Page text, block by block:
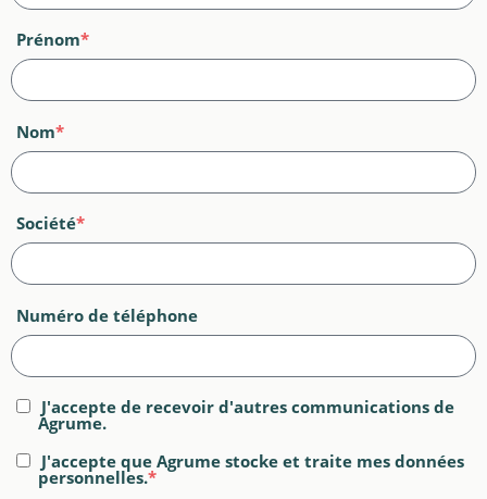
Prénom*
Nom*
Société*
Numéro de téléphone
J'accepte de recevoir d'autres communications de
Agrume.
J'accepte que Agrume stocke et traite mes données
personnelles.*